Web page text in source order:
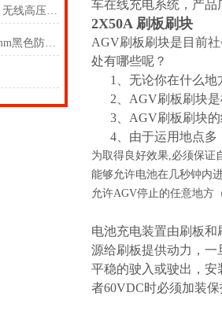
如何操作高压无线核相器 无线高压核相仪两个
12mm红色防滑绝缘垫12mm黑色防滑绝缘垫
车在线充电系统，产
2X50A 刷板刷块
AGV刷板刷块是目前
处有哪些呢？
1、无论你在什么地
2、AGV刷板刷块是
3、AGV刷板刷块的
4、由于运用地点多
为取得良好效果,必须保证
能够允许电池在几秒钟内
允许AGV停止的任意地方
电池充电装置由刷板
源给刷板提供动力，
平稳的驶入或驶出，安
者60VDC时必须加装